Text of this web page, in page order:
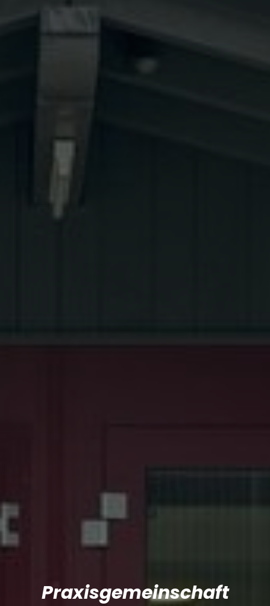
Praxisgemeinschaft